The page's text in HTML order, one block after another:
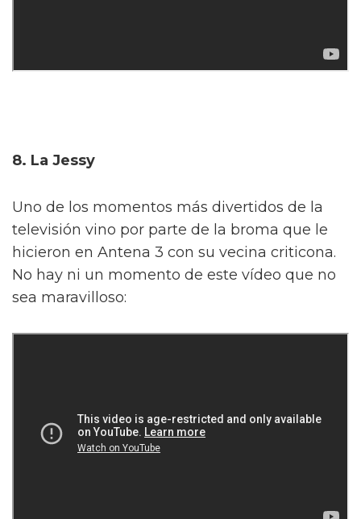
8. La Jessy
Uno de los momentos más divertidos de la
televisión vino por parte de la broma que le
hicieron en Antena 3 con su vecina criticona.
No hay ni un momento de este vídeo que no
sea maravilloso: